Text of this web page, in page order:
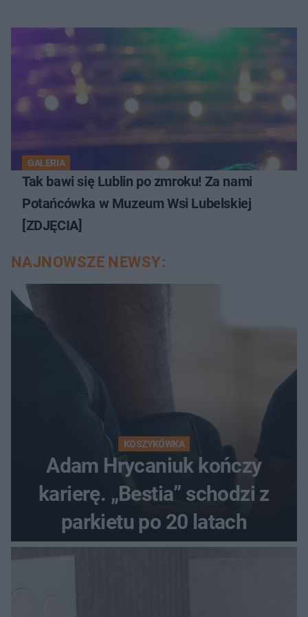
GALERIA
Tak bawi się Lublin po zmroku! Za nami
Potańcówka w Muzeum Wsi Lubelskiej
[ZDJĘCIA]
NAJNOWSZE NEWSY:
KOSZYKÓWKA
Adam Hrycaniuk kończy
karierę. „Bestia” schodzi z
parkietu po 20 latach